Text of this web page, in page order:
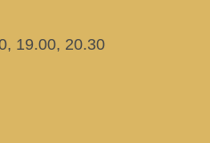
19.00, 20.30